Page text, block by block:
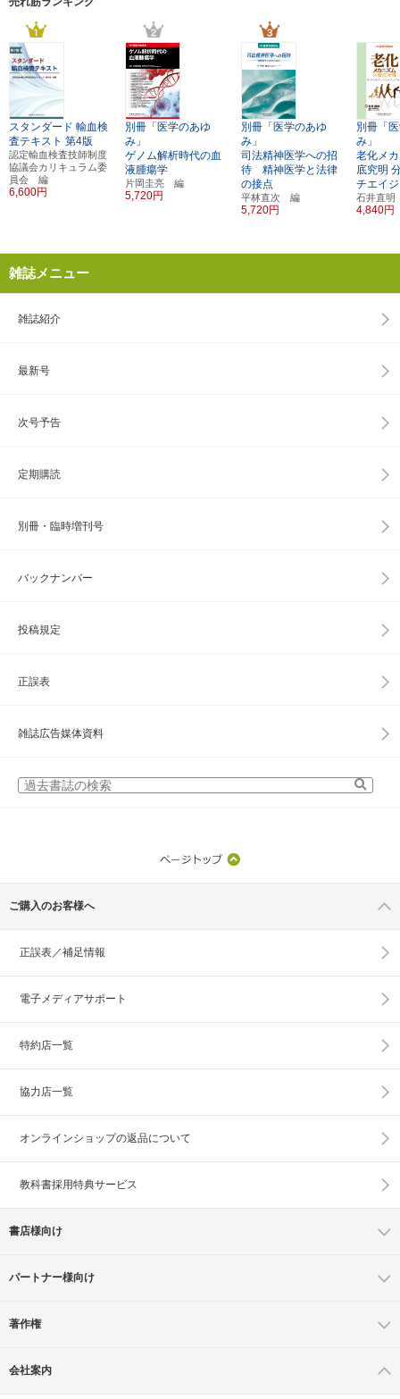
スタンダード 輸血検
査テキスト 第4版
認定輸血検査技師制度
協議会カリキュラム委
員会 編
6,600円
別冊「医学のあゆ
み」
ゲノム解析時代の血
液腫瘍学
片岡圭亮 編
5,720円
別冊「医学のあゆ
み」
司法精神医学への招
待 精神医学と法律
の接点
平林直次 編
5,720円
別冊「
み」
老化メ
底究明
チエイ
石井直
4,840円
雑誌メニュー
雑誌紹介
最新号
次号予告
定期購読
別冊・臨時増刊号
バックナンバー
投稿規定
正誤表
雑誌広告媒体資料
ご購入のお客様へ
正誤表／補足情報
電子メディアサポート
特約店一覧
協力店一覧
オンラインショップの返品について
教科書採用特典サービス
書店様向け
パートナー様向け
著作権
会社案内